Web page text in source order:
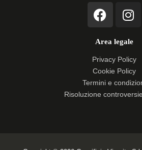
F
a
e
b
o
o
k
I
n
t
a
g
r
a
Area legale
Privacy Policy
Cookie Policy
Termini e
Risoluzione